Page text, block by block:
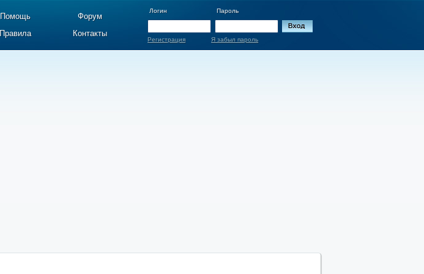
Помощь
Форум
Правила Контакты
Логин Пароль
Регистрация Я забыл пароль